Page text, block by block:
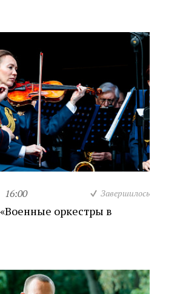
16:00 Завершилось
оркестры в